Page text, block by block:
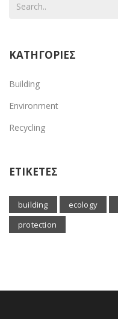
ΚΑΤΗΓΟΡΙΕΣ
Building
Environment
Recycling
ΕΤΙΚΕΤΕΣ
building ecology
protection